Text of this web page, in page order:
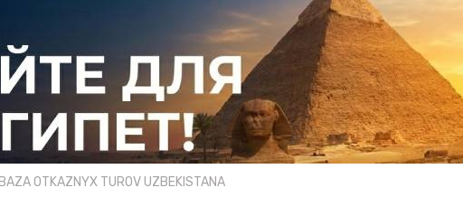
BAZA OTKAZNYX TUROV UZBEKISTANA